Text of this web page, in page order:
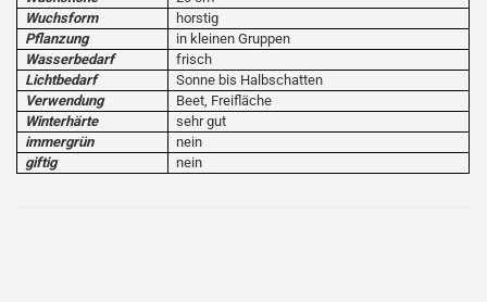
Wuchsform
horstig
Pflanzung
in kleinen Gruppen
Wasserbedarf
frisch
Lichtbedarf
Sonne bis Halbschatten
Verwendung
Beet, Freifläche
Winterhärte
sehr gut
immergrün
nein
giftig
nein